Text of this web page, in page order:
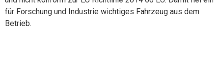
für Forschung und Industrie wichtiges Fahrzeug aus dem
Betrieb.